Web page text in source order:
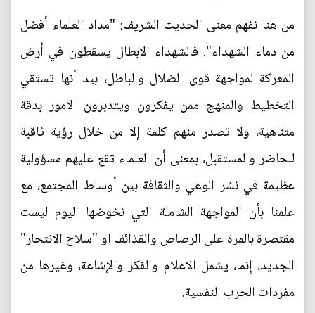
من هنا نفهم معنى الحديث الشريف: "مداد العلماء أفضل
من دماء الشهداء". فالشهداء الابطال يسقطون في أرض
المعركة لمواجهة قوى الضلال والباطل، بيد أنها تستقي
التخطيط والمنهج ممن يفكرون ويتدبرون الامور بدقة
متناهية، ولا تصدر منهم كلمة إلا من خلال رؤية ثاقبة
للحاضر والمستقبل، بمعنى أن العلماء تقع عليهم مسؤولية
عظيمة في نشر الوعي والثقافة بين أوساط المجتمع، مع
علمنا بأن المواجهة الشاملة التي نخوضها اليوم ليست
مقتصرة بالمرة على الرصاص والقذائف او "سلاح الانتحار"
الجديد، إنما، يشمل الاعلام والفكر والإشاعة، وغيرها من
مفردات الحرب النفسية.